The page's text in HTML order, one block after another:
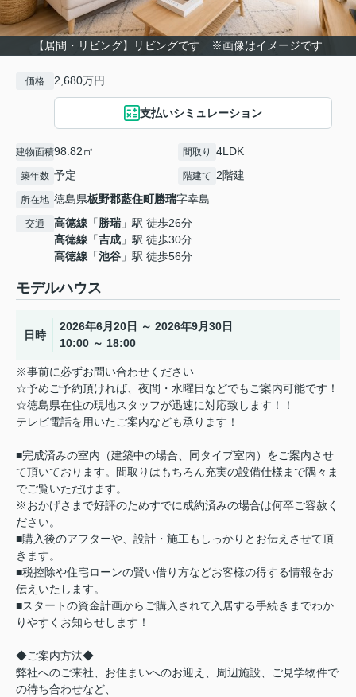
【居間・リビング】リビングです ※画像はイメージです
価格 2,680万円
支払いシミュレーション
建物面積98.82㎡ 間取り 4LDK
築年数 予定 階建て 2階建
所在地 徳島県板野郡藍住町勝瑞字幸島
交通 高徳線 「勝瑞 」駅 徒歩26分
高徳線 「吉成 」駅 徒歩30分
高徳線 「池谷 」駅 徒歩56分
モデルハウス
日時
2026年6月20日 ～ 2026年9月30日
10:00 ～ 18:00
※事前に必ずお問い合わせください
☆予めご予約頂ければ、夜間・水曜日などでもご案内可能です！
☆徳島県在住の現地スタッフが迅速に対応致します！！
テレビ電話を用いたご案内なども承ります！
■完成済みの室内（建築中の場合、同タイプ室内）をご案内させ
て頂いております。間取りはもちろん充実の設備仕様まで隅々ま
でご覧いただけます。
※おかげさまで好評のためすでに成約済みの場合は何卒ご容赦く
ださい。
■購入後のアフターや、設計・施工もしっかりとお伝えさせて頂
きます。
■税控除や住宅ローンの賢い借り方などお客様の得する情報をお
伝えいたします。
■スタートの資金計画からご購入されて入居する手続きまでわか
りやすくお知らせします！
◆ご案内方法◆
弊社へのご来社、お住まいへのお迎え、周辺施設、ご見学物件で
の待ち合わせなど、